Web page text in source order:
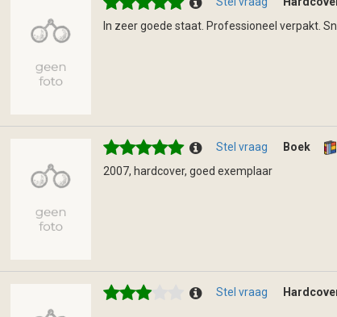
In zeer goede staat. Professioneel verpakt.
Stel vraag Boek
2007, hardcover, goed exemplaar
Stel vraag